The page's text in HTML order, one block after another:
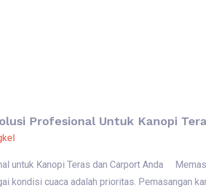
Profesional Untuk Kanopi
untuk Kanopi Teras dan Carport Anda
kondisi cuaca adalah prioritas. Pemasangan